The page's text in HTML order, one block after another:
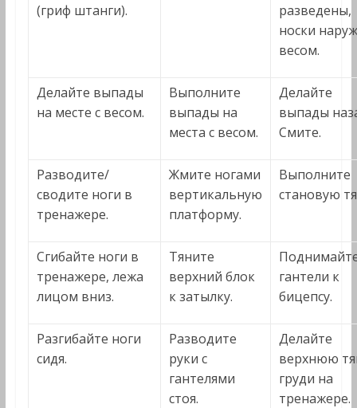
(гриф штанги).
разведены,
носки
весом.
Делайте выпады
на месте с весом.
Выполните
выпады на
места с весом.
Делайте
выпады
Смите.
Разводите/
сводите ноги в
тренажере.
Жмите ногами
вертикальную
платформу.
Выполните
становую
Сгибайте ноги в
тренажере, лежа
лицом вниз.
Тяните
верхний блок
к затылку.
гантели к
бицепсу.
Разгибайте ноги
сидя.
Разводите
руки с
гантелями
стоя.
Делайте
верхнюю
груди на
тренажере.